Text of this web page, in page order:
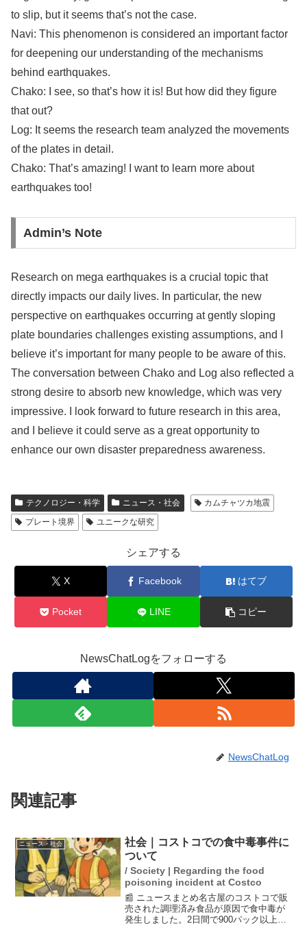
to slip, but it seems that’s not the case.
Navi: This phenomenon is considered an important factor
for deepening our understanding of the mechanisms
behind earthquakes.
Chako: I see, so that’s how it is! But how did they figure
that out?
Log: It seems the research team analyzed the movements
of the plates in detail.
Chako: That’s amazing! I want to learn more about
earthquakes too!
Admin’s Note
Research on mega earthquakes is a crucial topic that
directly impacts our daily lives. In particular, the new
perspective on earthquakes occurring at gently sloping
plate boundaries challenges existing assumptions, and I
believe it’s important for many people to be aware of this.
The conversation between Chako and Log also reflected a
strong desire to absorb new knowledge, which was very
impressive. I look forward to future research in this area,
and I believe it could serve as a great opportunity to
enhance our own disaster preparedness awareness.
テクノロジー・科学 ニュース・社会
カムチャツカ地震
プレート境界
ユニークな研究
シェアする
X Facebook はてブ
Pocket LINE コピー
NewsChatLogをフォローする
NewsChatLog
関連記事
ニュース・社会
社会｜コストコでの食中毒事件に
ついて
/ Society | Regarding the food
poisoning incident at Costco
📰 ニュースまとめ名古屋のコストコで販
売された調理済み食品が原因で食中毒が
発生しました。2日間で900パック以上が